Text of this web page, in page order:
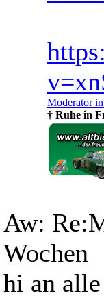
Moderator
† Ruhe in
Aw:
Wochen
hi an